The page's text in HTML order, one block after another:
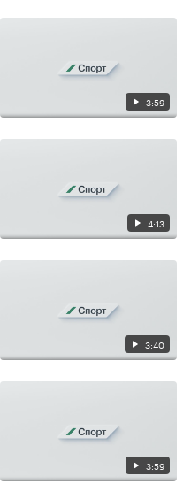
3:59
4:13
3:40
3:59